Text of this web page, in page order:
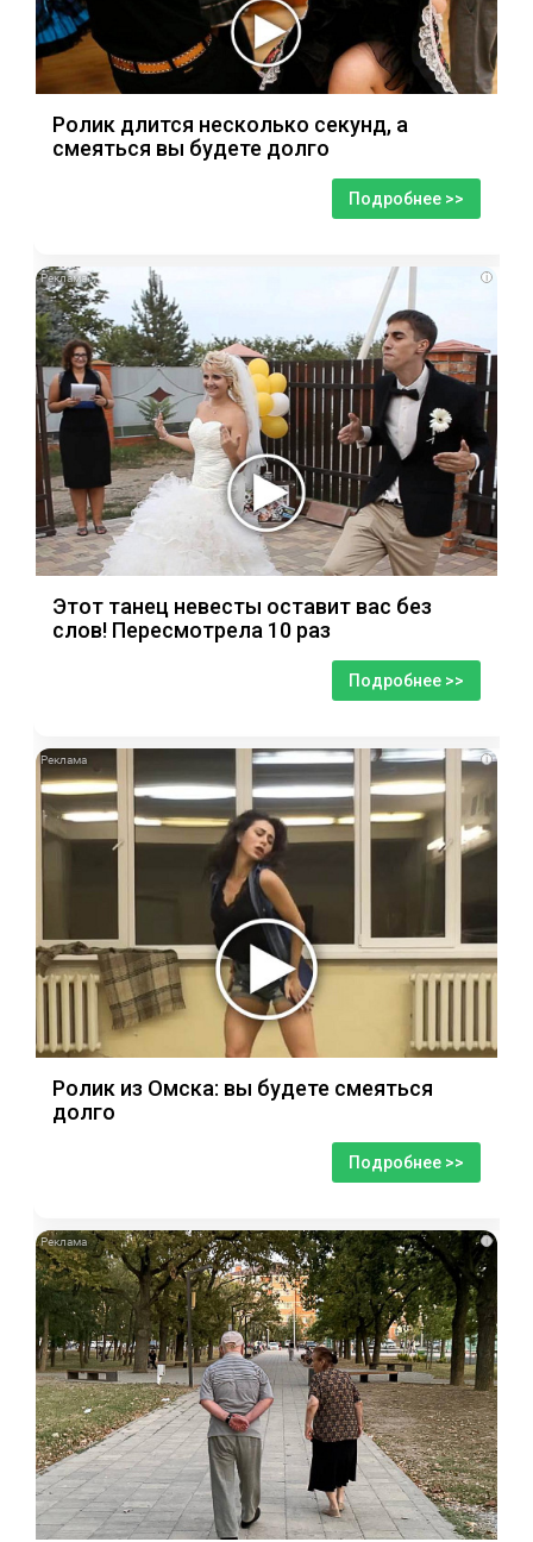
Ролик длится несколько секунд, а
смеяться вы будете долго
Подробнее >>
i
Этот танец невесты оставит вас без
слов! Пересмотрела 10 раз
Подробнее >>
i
Ролик из Омска: вы будете смеяться
долго
Подробнее >>
i